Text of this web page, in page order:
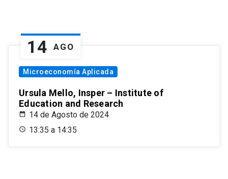
14 AGO
Microeconomía Aplicada
Ursula Mello, Insper – Institute of
Education and Research
14 de Agosto de 2024
13:35 a 14:35